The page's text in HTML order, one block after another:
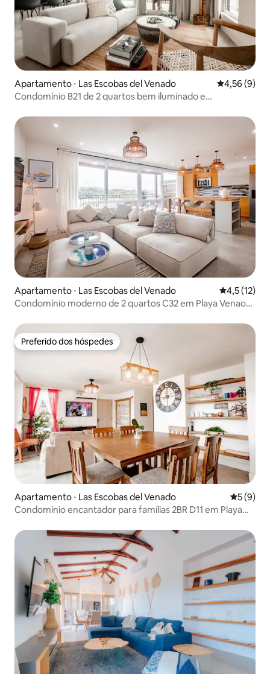
Apartamento ⋅ Las Escobas del Venado 4,56 de uma
4,56 (9)
Condomínio B21 de 2 quartos bem iluminado e
Apartamento ⋅ Las Escobas del Venado 4,5 de uma
4,5 (12)
Condomínio moderno de 2 quartos C32 em Playa Venao
Preferido dos hóspedes
Preferido dos hóspedes
Apartamento ⋅ Las Escobas del Venado 5 de
5 (9)
Condomínio encantador para famílias 2BR D11 em Playa